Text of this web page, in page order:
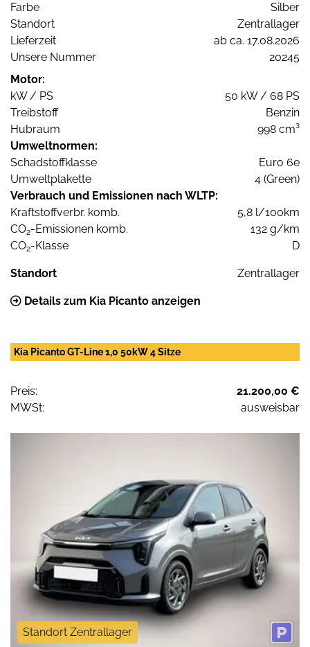
Farbe
Silber
Standort
Zentrallager
Lieferzeit
ab ca. 17.08.2026
Unsere Nummer
20245
Motor:
kW / PS
50 kW / 68 PS
Treibstoff
Benzin
Hubraum
998 cm³
Umweltnormen:
Schadstoffklasse
Euro 6e
Umweltplakette
4 (Green)
Verbrauch und Emissionen nach WLTP:
Kraftstoffverbr. komb.
5,8 l/100km
CO2-Emissionen komb.
132 g/km
CO2-Klasse D
Standort Zentrallager
Details zum Kia Picanto anzeigen
Kia Picanto GT-Line 1,0 50kW 4 Sitze
Preis:
21.200,00 €
MWSt:
ausweisbar
Standort Zentrallager